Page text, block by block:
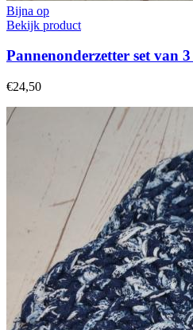
Bijna op
Bekijk product
Pannenonderzetter set van
€24,50